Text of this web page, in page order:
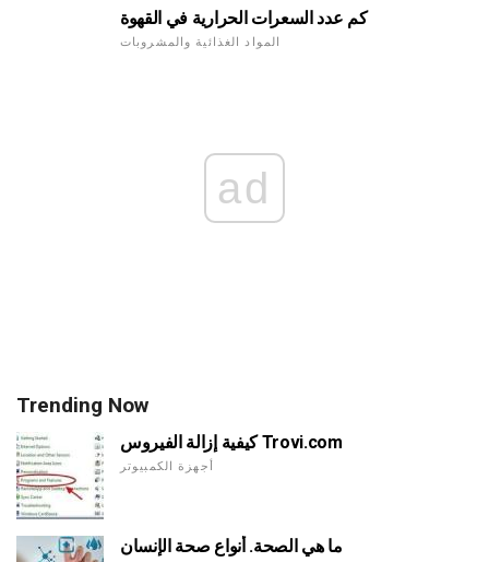
كم عدد السعرات الحرارية في القهوة
المواد الغذائية والمشروبات
ad
Trending Now
كيفية إزالة الفيروس Trovi.com
أجهزة الكمبيوتر
ما هي الصحة. أنواع صحة الإنسان